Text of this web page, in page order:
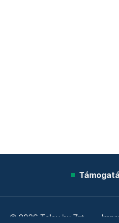
© 2026 Telex.hu Zrt.